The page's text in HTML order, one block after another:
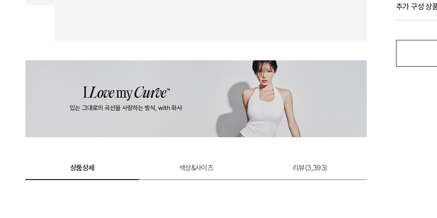
상품상세 색상&사이즈 리뷰(3,393)
추가 구성 상